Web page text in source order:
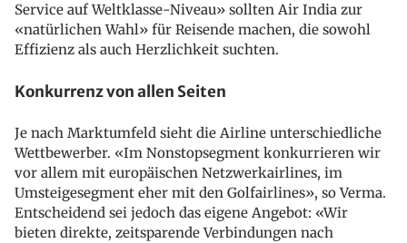
Service auf Weltklasse-Niveau» sollten Air India zur
«natürlichen Wahl» für Reisende machen, die sowohl
Effizienz als auch Herzlichkeit suchten.
Konkurrenz von allen Seiten
Je nach Marktumfeld sieht die Airline unterschiedliche
Wettbewerber. «Im Nonstopsegment konkurrieren wir
vor allem mit europäischen Netzwerkairlines, im
Umsteigesegment eher mit den Golfairlines», so Verma.
Entscheidend sei jedoch das eigene Angebot: «Wir
bieten direkte, zeitsparende Verbindungen nach